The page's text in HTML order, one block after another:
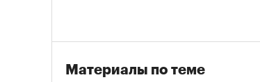
Материалы по теме